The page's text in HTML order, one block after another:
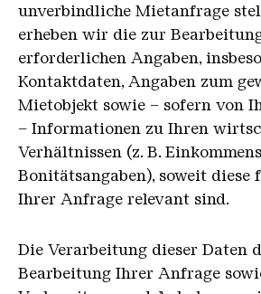
unverbindliche Mietanfrage
erheben wir die zur
erforderlichen Angaben,
Kontaktdaten, Angaben zum
Mietobjekt sowie – sofern von
– Informationen zu Ihren
Verhältnissen (z. B.
Bonitätsangaben), soweit
Ihrer Anfrage relevant sind.
Die Verarbeitung dieser Daten
Bearbeitung Ihrer Anfrage